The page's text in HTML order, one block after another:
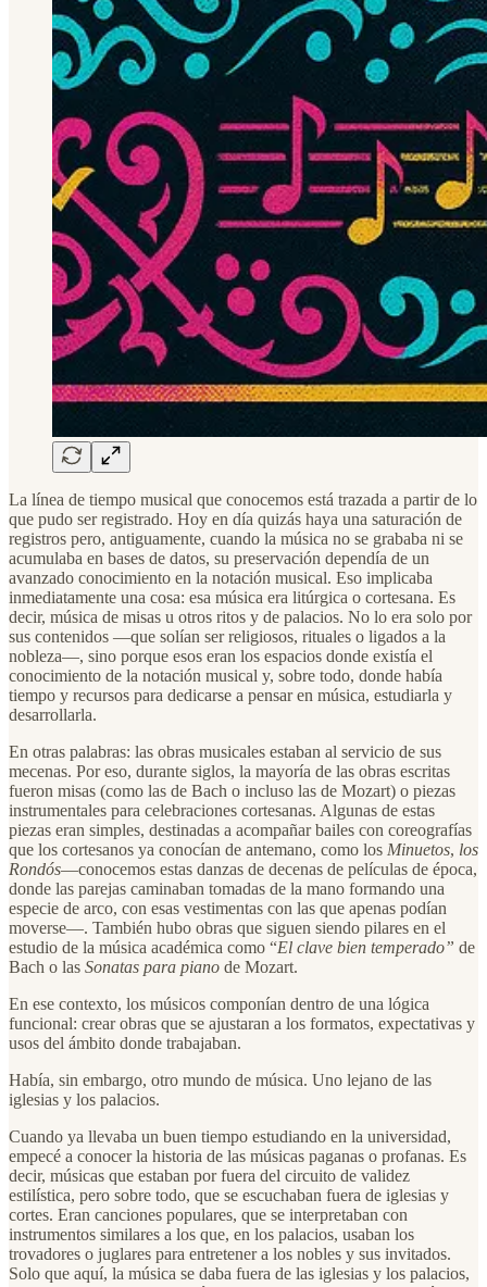
La línea de tiempo musical que conocemos está trazada a partir de lo
que pudo ser registrado. Hoy en día quizás haya una saturación de
registros pero, antiguamente, cuando la música no se grababa ni se
acumulaba en bases de datos, su preservación dependía de un
avanzado conocimiento en la notación musical. Eso implicaba
inmediatamente una cosa: esa música era litúrgica o cortesana. Es
decir, música de misas u otros ritos y de palacios. No lo era solo por
sus contenidos —que solían ser religiosos, rituales o ligados a la
nobleza—, sino porque esos eran los espacios donde existía el
conocimiento de la notación musical y, sobre todo, donde había
tiempo y recursos para dedicarse a pensar en música, estudiarla y
desarrollarla.
En otras palabras: las obras musicales estaban al servicio de sus
mecenas. Por eso, durante siglos, la mayoría de las obras escritas
fueron misas (como las de Bach o incluso las de Mozart) o piezas
instrumentales para celebraciones cortesanas. Algunas de estas
piezas eran simples, destinadas a acompañar bailes con coreografías
que los cortesanos ya conocían de antemano, como los Minuetos, los
Rondós—conocemos estas danzas de decenas de películas de época,
donde las parejas caminaban tomadas de la mano formando una
especie de arco, con esas vestimentas con las que apenas podían
moverse—. También hubo obras que siguen siendo pilares en el
estudio de la música académica como “El clave bien temperado” de
Bach o las Sonatas para piano de Mozart.
En ese contexto, los músicos componían dentro de una lógica
funcional: crear obras que se ajustaran a los formatos, expectativas y
usos del ámbito donde trabajaban.
Había, sin embargo, otro mundo de música. Uno lejano de las
iglesias y los palacios.
Cuando ya llevaba un buen tiempo estudiando en la universidad,
empecé a conocer la historia de las músicas paganas o profanas. Es
decir, músicas que estaban por fuera del circuito de validez
estilística, pero sobre todo, que se escuchaban fuera de iglesias y
cortes. Eran canciones populares, que se interpretaban con
instrumentos similares a los que, en los palacios, usaban los
trovadores o juglares para entretener a los nobles y sus invitados.
Solo que aquí, la música se daba fuera de las iglesias y los palacios,